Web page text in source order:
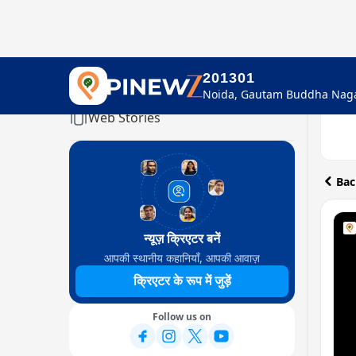
201301
Home
Web Stories
न्यूज़ क्रिएटर बनें
आपकी स्थानीय कहानियाँ, आपकी आवाज़
क्रिएटर के रूप में जुड़ें
Follow us on